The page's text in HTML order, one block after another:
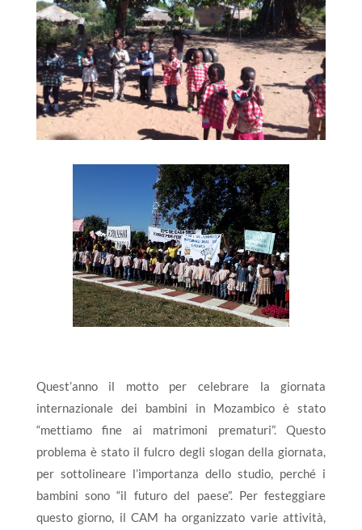
Quest’anno il motto per celebrare la giornata
internazionale dei bambini in Mozambico è stato
“mettiamo fine ai matrimoni prematuri”. Questo
problema è stato il fulcro degli slogan della giornata,
per sottolineare l’importanza dello studio, perché i
bambini sono “il futuro del paese”. Per festeggiare
questo giorno, il CAM ha organizzato varie attività,